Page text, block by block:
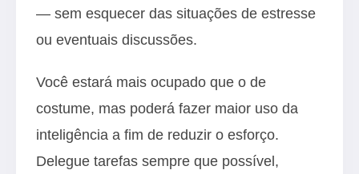
— sem esquecer das situações de estresse
ou eventuais discussões.
Você estará mais ocupado que o de
costume, mas poderá fazer maior uso da
inteligência a fim de reduzir o esforço.
Delegue tarefas sempre que possível,